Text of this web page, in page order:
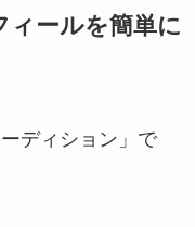
ィールを簡単に
ディション」で